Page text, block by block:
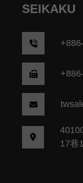
SEIKAKU
+
17巷